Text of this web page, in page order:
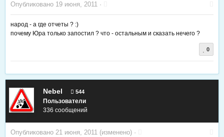
Опубликовано 19 июня, 2011 ·
народ - а где отчеты ? :)
почему Юра только запостил ? что - остальным и сказать нечего ?
0
Nebel 544
Пользователи
336 сообщений
Опубликовано 21 июня, 2011 (изменено) ·